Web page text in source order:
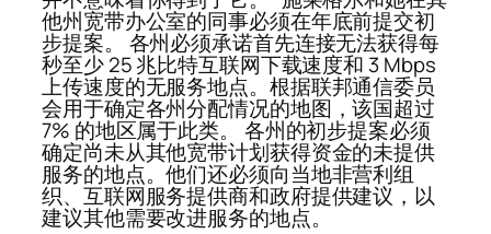
他州宽带办公室的同事必须在年底前提交初
步提案。 各州必须承诺首先连接无法获得每
秒至少 25 兆比特互联网下载速度和 3 Mbps
上传速度的无服务地点。根据联邦通信委员
会用于确定各州分配情况的地图，该国超过
7% 的地区属于此类。 各州的初步提案必须
确定尚未从其他宽带计划获得资金的未提供
服务的地点。他们还必须向当地非营利组
织、互联网服务提供商和政府提供建议，以
建议其他需要改进服务的地点。